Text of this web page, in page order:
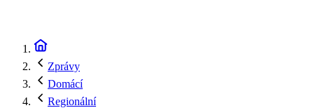
Zprávy
Domácí
Regionální